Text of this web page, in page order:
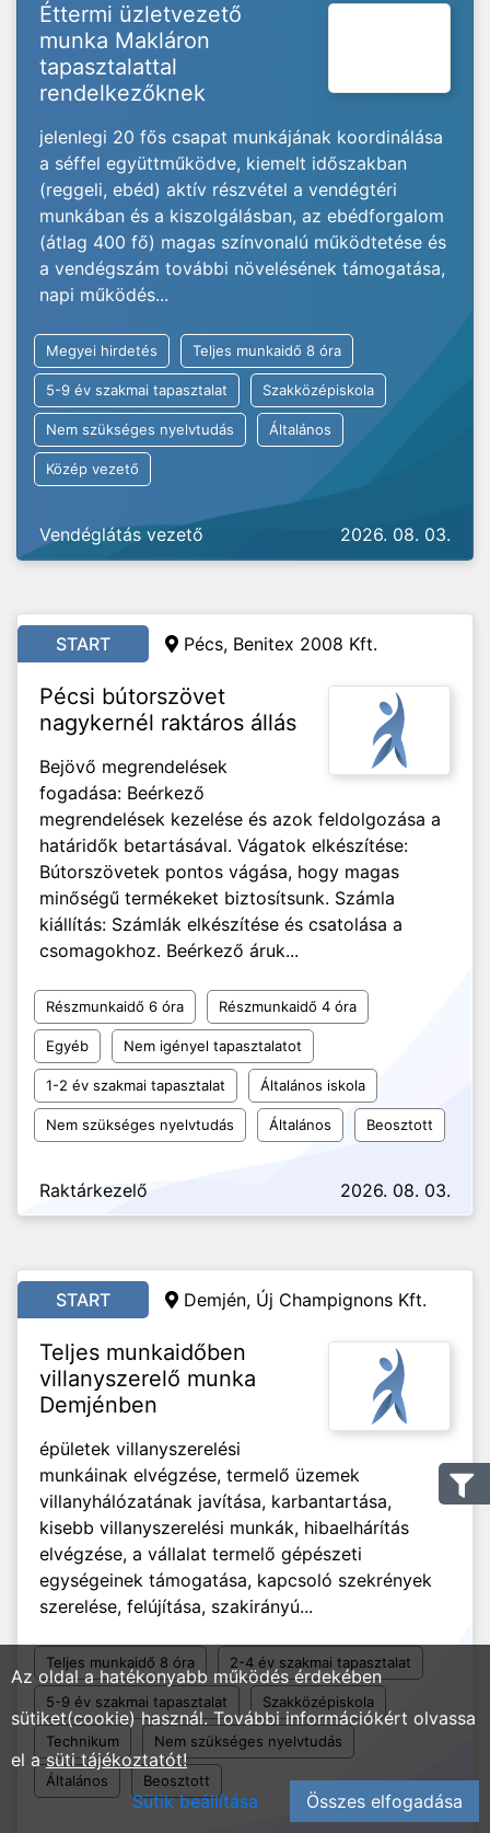
Éttermi üzletvezető
munka Makláron
tapasztalattal
rendelkezőknek
jelenlegi 20 fős csapat munkájának koordinálása
a séffel együttműködve, kiemelt időszakban
(reggeli, ebéd) aktív részvétel a vendégtéri
munkában és a kiszolgálásban, az ebédforgalom
(átlag 400 fő) magas színvonalú működtetése és
a vendégszám további növelésének támogatása,
napi működés...
Megyei hirdetés Teljes munkaidő 8 óra
5-9 év szakmai tapasztalat Szakközépiskola
Nem szükséges nyelvtudás Általános
Közép vezető
Vendéglátás vezető 2026. 08. 03.
START Pécs, Benitex 2008 Kft.
Pécsi bútorszövet
nagykernél raktáros állás
Bejövő megrendelések
fogadása: Beérkező
megrendelések kezelése és azok feldolgozása a
határidők betartásával. Vágatok elkészítése:
Bútorszövetek pontos vágása, hogy magas
minőségű termékeket biztosítsunk. Számla
kiállítás: Számlák elkészítése és csatolása a
csomagokhoz. Beérkező áruk...
Részmunkaidő 6 óra Részmunkaidő 4 óra
Egyéb Nem igényel tapasztalatot
1-2 év szakmai tapasztalat Általános iskola
Nem szükséges nyelvtudás Általános Beosztott
Raktárkezelő 2026. 08. 03.
START Demjén, Új Champignons Kft.
Teljes munkaidőben
villanyszerelő munka
Demjénben
épületek villanyszerelési
munkáinak elvégzése, termelő üzemek
villanyhálózatának javítása, karbantartása,
kisebb villanyszerelési munkák, hibaelhárítás
elvégzése, a vállalat termelő gépészeti
egységeinek támogatása, kapcsoló szekrények
szerelése, felújítása, szakirányú...
Teljes munkaidő 8 óra 2-4 év szakmai tapasztalat
5-9 év szakmai tapasztalat Szakközépiskola
Technikum Nem szükséges nyelvtudás
Általános Beosztott
Az oldal a hatékonyabb működés érdekében
sütiket(cookie) használ. További információkért olvassa
el asüti tájékoztatót!
Sütik beállítása
Összes elfogadása